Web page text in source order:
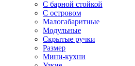
С барной стойкой
С островом
Малогабаритные
Модульные
Скрытые ручки
Размер
Мини-кухни